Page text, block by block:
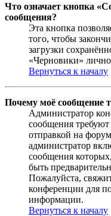
Что означает кнопка
сообщения?
Эта кнопка
того, чтобы
загрузки
«Черновики»
Вернуться к началу
Почему моё сообщение
Администратор
сообщения требуют
отправкой на
администратор
сообщения
быть
Пожалуйста,
конференции для
информации.
Вернуться к началу